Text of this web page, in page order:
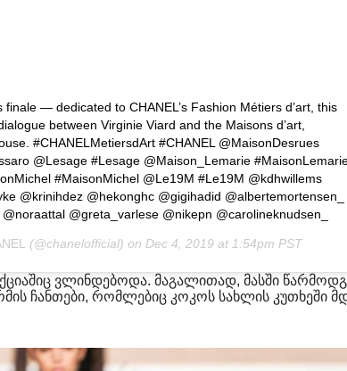
— dedicated to CHANEL’s Fashion Métiers d’art, this
between Virginie Viard and the Maisons d’art,
#CHANELMetiersdArt #CHANEL @MaisonDesrues
@Lesage #Lesage @Maison_Lemarie
#MaisonMichel @Le19M #Le19M @kdhwillems
@krinihdez @hekonghc @gigihadid @albertemortensen_
@greta_varlese @nikepn @carolineknudsen_
(@chanelofficial) on Dec 4, 2019 at 1:54pm PST
ვლინდებოდა. მაგალითად, მასში
ჩანთები, რომლებიც კოკოს სახლის კუთხეში